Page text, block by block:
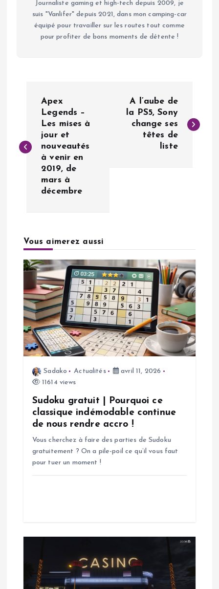
Journaliste gaming et high-tech depuis 2009, je
suis "Vanlifer" depuis 2021, dans mon camping-car
équipé pour travailler sur les routes tout comme
pour profiter de bons moments de détente !
v
t
o
n
d
e
Apex
Legends –
Les mises à
jour et
nouveautés
à venir en
2019, de
mars à
décembre
A l’aube de
la PS5, Sony
change ses
têtes de
liste
Vous aimerez aussi
Sadako Actualités
avril 11, 2026
11614 views
Sudoku gratuit | Pourquoi ce
classique indémodable continue
de nous rendre accro !
Vous cherchez à faire des parties de Sudoku
gratuitement ? On a pile-poil ce qu’il vous faut
pour tuer un moment !